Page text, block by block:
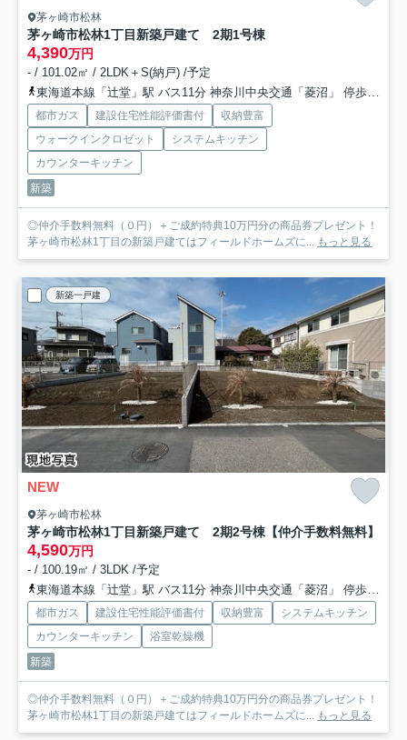
茅ヶ崎市松林
茅ヶ崎市松林1丁目新築戸建て 2期1号棟
4,390万円
- / 101.02㎡ / 2LDK＋S(納戸) /予定
東海道本線「辻堂」駅 バス11分 神奈川中央交通「菱沼」 停歩3分
都市ガス 建設住宅性能評価書付
収納豊富
ウォークインクロゼット
システムキッチン
カウンターキッチン
新築
◎仲介手数料無料（０円）＋ご成約特典10万円分の商品券プレゼント！
茅ヶ崎市松林1丁目の新築戸建てはフィールドホームズに... もっと見る
新築一戸建
NEW
茅ヶ崎市松林
茅ヶ崎市松林1丁目新築戸建て 2期2号棟 【仲介手数料無料】
4,590万円
- / 100.19㎡ / 3LDK /予定
東海道本線「辻堂」駅 バス11分 神奈川中央交通「菱沼」 停歩3分
都市ガス 建設住宅性能評価書付 収納豊富
システムキッチン
カウンターキッチン
浴室乾燥機
新築
◎仲介手数料無料（０円）＋ご成約特典10万円分の商品券プレゼント！
茅ヶ崎市松林1丁目の新築戸建てはフィールドホームズに... もっと見る